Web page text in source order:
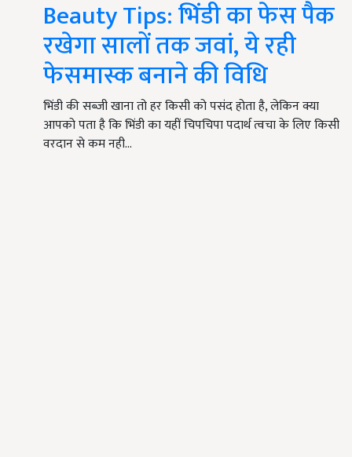
Beauty Tips: भिंडी का फेस पैक
रखेगा सालों तक जवां, ये रही
फेसमास्क बनाने की विधि
भिंडी की सब्जी खाना तो हर किसी को पसंद होता है, लेकिन क्या
आपको पता है कि भिंडी का यहीं चिपचिपा पदार्थ त्वचा के लिए किसी
वरदान से कम नही…